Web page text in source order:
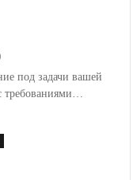
под задачи вашей
требованиями